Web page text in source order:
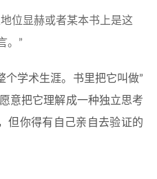
位显赫或者某本书上是这
。”
学术生涯。书里把它叫做”
意把它理解成一种独立思考
但你得有自己亲自去验证的